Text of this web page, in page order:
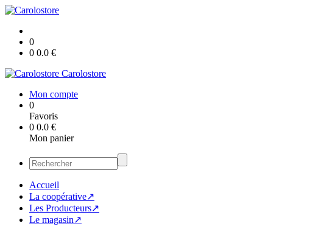
0
0 0.0 €
Carolostore
Mon compte
0
Favoris
0 0.0 €
Mon panier
Accueil
La coopérative↗
Les Producteurs↗
Le magasin↗